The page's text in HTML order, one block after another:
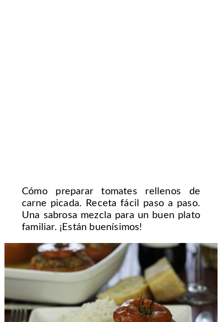
Cómo preparar tomates rellenos de
carne picada. Receta fácil paso a paso.
Una sabrosa mezcla para un buen plato
familiar. ¡Están buenísimos!